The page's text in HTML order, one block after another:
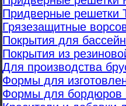
Придверные решетки
Грязезащитные
Покрытия для
Покрытия из
Для производства
Формы для
Формы для бордюров